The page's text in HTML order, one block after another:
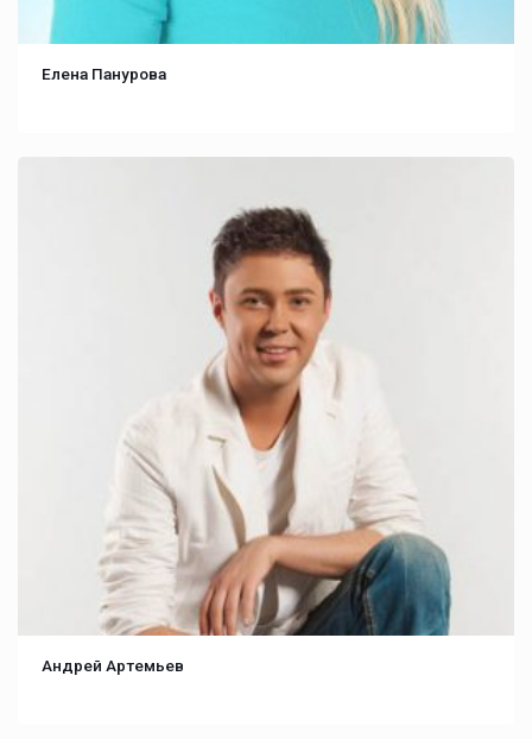
Елена Панурова
Андрей Артемьев